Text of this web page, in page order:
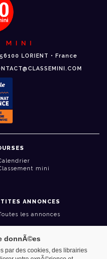
MINI
56100 LORIENT • France
mini
ANNONCES
les annonces
donnÃ©es
par des cookies, des librairies